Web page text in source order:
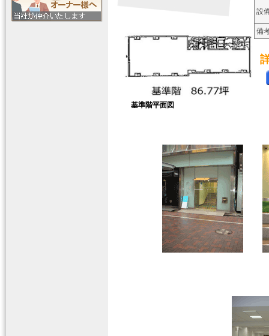
基準階平面図
設
備